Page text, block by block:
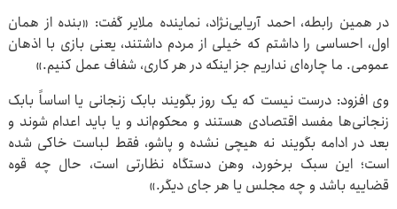
در همین رابطه، احمد آریایی‌نژاد، نماینده ملایر گفت: «بنده از همان
اول، احساسی را داشتم که خیلی از مردم داشتند، یعنی بازی با اذهان
عمومی. ما چاره‌ای نداریم جز اینکه در هر کاری، شفاف عمل کنیم.»
وی افزود: درست نیست که یک روز بگویند بابک زنجانی یا اساساً بابک
زنجانی‌ها مفسد اقتصادی هستند و محکوم‌اند و یا باید اعدام شوند و
بعد در ادامه بگویند نه هیچی نشده و پاشو، فقط لباست خاکی شده
است؛ این سبک برخورد، وهن دستگاه نظارتی است، حال چه قوه
قضاییه باشد و چه مجلس یا هر جای دیگر.»